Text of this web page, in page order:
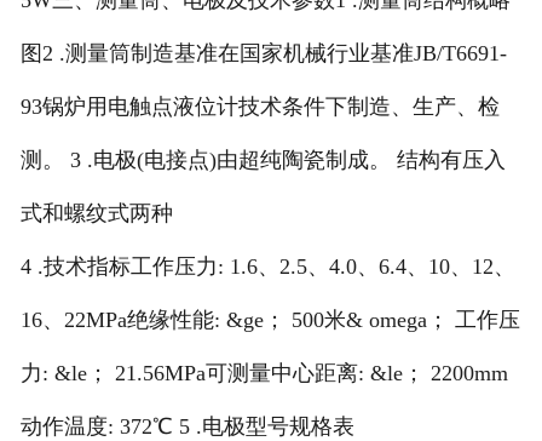
图2 .测量筒制造基准在国家机械行业基准JB/T6691-
93锅炉用电触点液位计技术条件下制造、生产、检
测。 3 .电极(电接点)由超纯陶瓷制成。 结构有压入
式和螺纹式两种
4 .技术指标工作压力: 1.6、2.5、4.0、6.4、10、12、
16、22MPa绝缘性能: &ge； 500米& omega； 工作压
力: &le； 21.56MPa可测量中心距离: &le； 2200mm
动作温度: 372℃ 5 .电极型号规格表